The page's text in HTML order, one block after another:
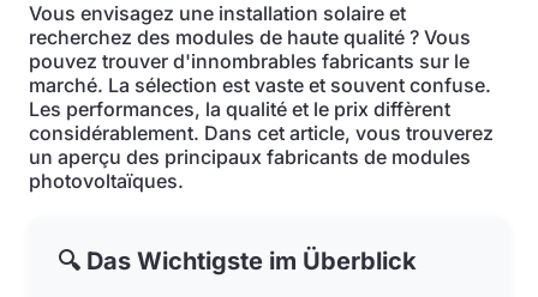
Vous envisagez une installation solaire et
recherchez des modules de haute qualité ? Vous
pouvez trouver d'innombrables fabricants sur le
marché. La sélection est vaste et souvent confuse.
Les performances, la qualité et le prix diffèrent
considérablement. Dans cet article, vous trouverez
un aperçu des principaux fabricants de modules
photovoltaïques.
🔍 Das Wichtigste im Überblick